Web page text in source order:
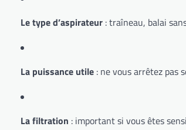
Le type d’aspirateur : traîneau, balai
La puissance utile : ne vous arrêtez pas
La filtration : important si vous êtes